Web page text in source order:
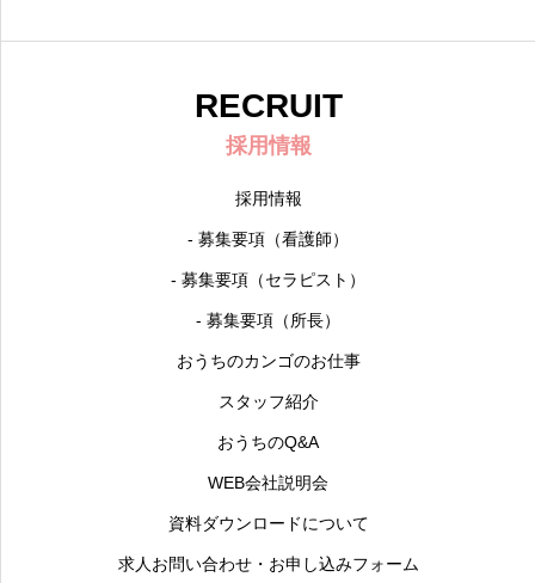
RECRUIT
採用情報
採用情報
- 募集要項（看護師）
- 募集要項（セラピスト）
- 募集要項（所長）
おうちのカンゴのお仕事
スタッフ紹介
おうちのQ&A
WEB会社説明会
資料ダウンロードについて
求人お問い合わせ・お申し込みフォーム